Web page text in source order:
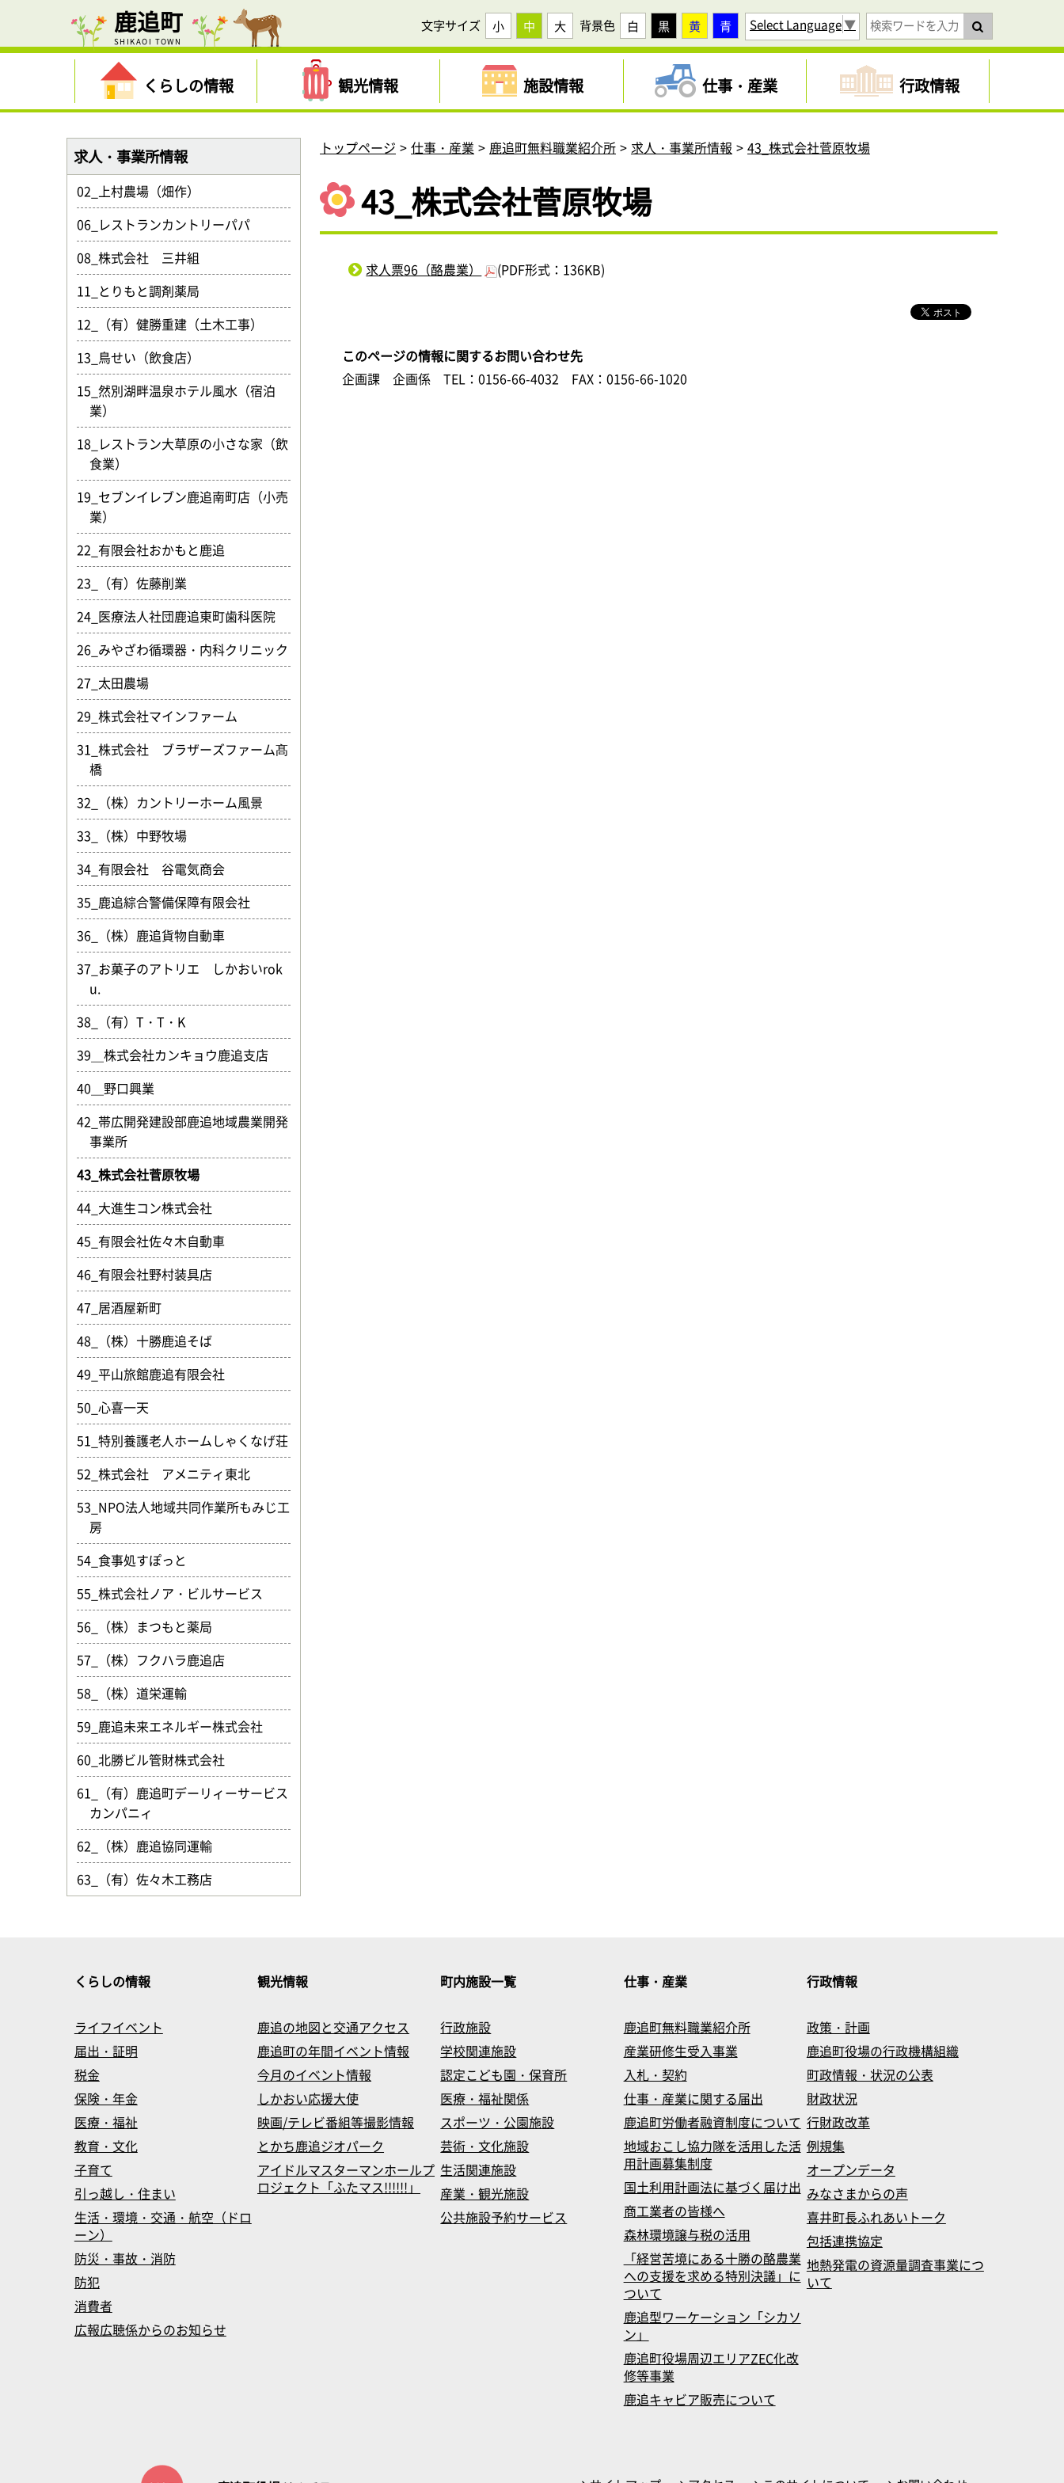
鹿追町
SHIKAOI TOWN
文字サイズ 小 中 大 背景色 白 黒 黄 青 Select Language▼
くらしの情報 観光情報 施設情報 仕事・産業 行政情報
トップページ 仕事・産業 鹿追町無料職業紹介所 求人・事業所情報 43_株式会社菅原牧場
43_株式会社菅原牧場
求人票96（酪農業） (PDF形式：136KB)
このページの情報に関するお問い合わせ先
企画課 企画係
TEL：0156-66-4032 FAX：0156-66-1020
求人・事業所情報
02_上村農場（畑作）
06_レストランカントリーパパ
08_株式会社 三井組
11_とりもと調剤薬局
12_（有）健勝重建（土木工事）
13_鳥せい（飲食店）
15_然別湖畔温泉ホテル風水（宿泊
業）
18_レストラン大草原の小さな家（飲
食業）
19_セブンイレブン鹿追南町店（小売
業）
22_有限会社おかもと鹿追
23_（有）佐藤削業
24_医療法人社団鹿追東町歯科医院
26_みやざわ循環器・内科クリニック
27_太田農場
29_株式会社マインファーム
31_株式会社 ブラザーズファーム髙
橋
32_（株）カントリーホーム風景
33_（株）中野牧場
34_有限会社 谷電気商会
35_鹿追綜合警備保障有限会社
36_（株）鹿追貨物自動車
37_お菓子のアトリエ しかおいrok
u.
38_（有）T・T・K
39＿株式会社カンキョウ鹿追支店
40＿野口興業
42_帯広開発建設部鹿追地域農業開発
事業所
43_株式会社菅原牧場
44_大進生コン株式会社
45_有限会社佐々木自動車
46_有限会社野村装具店
47_居酒屋新町
48_（株）十勝鹿追そば
49_平山旅館鹿追有限会社
50_心喜一天
51_特別養護老人ホームしゃくなげ荘
52_株式会社 アメニティ東北
53_NPO法人地域共同作業所もみじ工
房
54_食事処すぽっと
55_株式会社ノア・ビルサービス
56_（株）まつもと薬局
57_（株）フクハラ鹿追店
58_（株）道栄運輸
59_鹿追未来エネルギー株式会社
60_北勝ビル管財株式会社
61_（有）鹿追町デーリィーサービス
カンパニィ
62_（株）鹿追協同運輸
63_（有）佐々木工務店
くらしの情報
ライフイベント
届出・証明
税金
保険・年金
医療・福祉
教育・文化
子育て
引っ越し・住まい
生活・環境・交通・航空（ドロ
ーン）
防災・事故・消防
防犯
消費者
広報広聴係からのお知らせ
観光情報
鹿追の地図と交通アクセス
鹿追町の年間イベント情報
今月のイベント情報
しかおい応援大使
映画/テレビ番組等撮影情報
とかち鹿追ジオパーク
アイドルマスターマンホールプ
ロジェクト「ふたマス!!!!!!」
町内施設一覧
行政施設
学校関連施設
認定こども園・保育所
医療・福祉関係
スポーツ・公園施設
芸術・文化施設
生活関連施設
産業・観光施設
公共施設予約サービス
仕事・産業
鹿追町無料職業紹介所
産業研修生受入事業
入札・契約
仕事・産業に関する届出
鹿追町労働者融資制度について
地域おこし協力隊を活用した活
用計画募集制度
国土利用計画法に基づく届け出
商工業者の皆様へ
森林環境譲与税の活用
「経営苦境にある十勝の酪農業
への支援を求める特別決議」に
ついて
鹿追型ワーケーション「シカソ
ン」
鹿追町役場周辺エリアZEC化改
修等事業
鹿追キャビア販売について
行政情報
政策・計画
鹿追町役場の行政機構組織
町政情報・状況の公表
財政状況
行財政改革
例規集
オープンデータ
みなさまからの声
喜井町長ふれあいトーク
包括連携協定
地熱発電の資源量調査事業につ
いて